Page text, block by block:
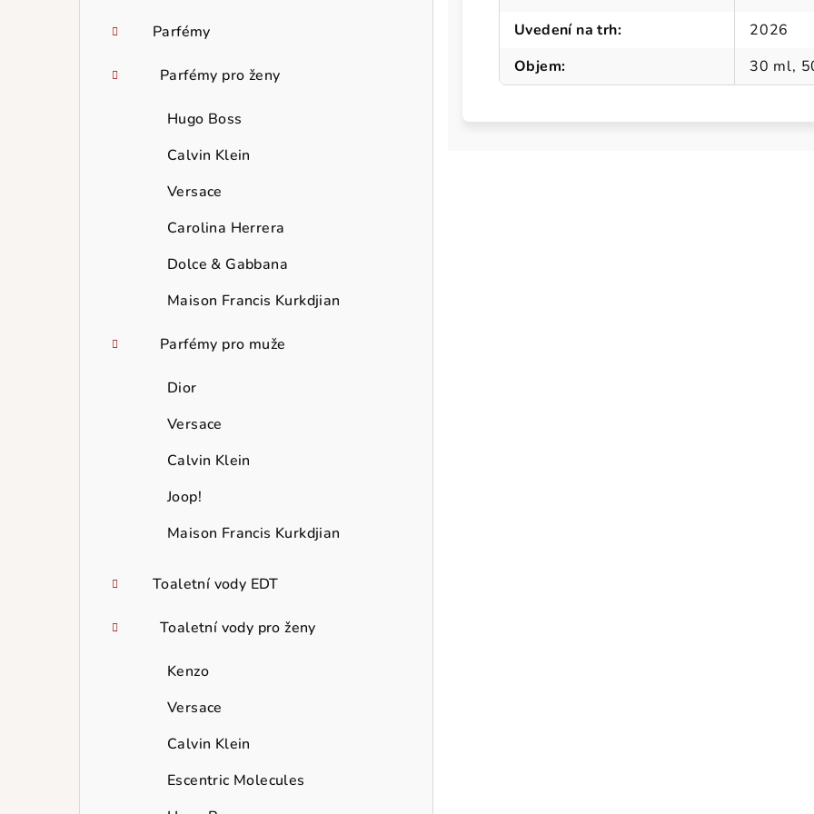
Parfémy
Parfémy pro ženy
Hugo Boss
Calvin Klein
Versace
Carolina Herrera
Dolce & Gabbana
Maison Francis Kurkdjian
Parfémy pro muže
Dior
Versace
Calvin Klein
Joop!
Maison Francis Kurkdjian
Toaletní vody EDT
Toaletní vody pro ženy
Kenzo
Versace
Calvin Klein
Escentric Molecules
Uvedení na trh:
2026
Objem: 30 ml,